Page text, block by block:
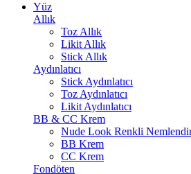
Yüz
Allık
Toz Allık
Likit Allık
Stick Allık
Aydınlatıcı
Stick Aydınlatıcı
Toz Aydınlatıcı
Likit Aydınlatıcı
BB & CC Krem
Nude Look Renkli
BB Krem
CC Krem
Fondöten